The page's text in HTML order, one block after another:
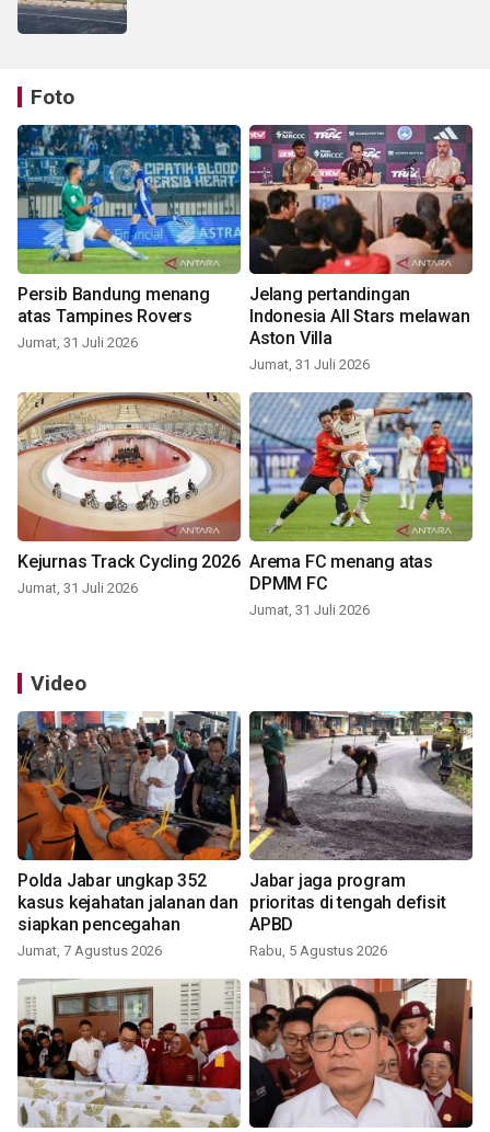
Foto
Persib Bandung menang
atas Tampines Rovers
Jumat, 31 Juli 2026
Jelang pertandingan
Indonesia All Stars melawan
Aston Villa
Jumat, 31 Juli 2026
Kejurnas Track Cycling 2026
Jumat, 31 Juli 2026
Arema FC menang atas
DPMM FC
Jumat, 31 Juli 2026
Video
Polda Jabar ungkap 352
kasus kejahatan jalanan dan
siapkan pencegahan
Jumat, 7 Agustus 2026
Jabar jaga program
prioritas di tengah defisit
APBD
Rabu, 5 Agustus 2026